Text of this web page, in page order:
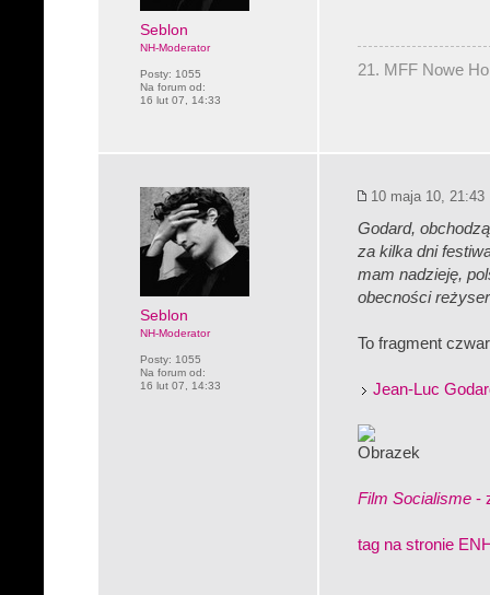
Seblon
NH-Moderator
Posty: 1055
Na forum od:
16 lut 07, 14:33
21. MFF Nowe
Seblon
NH-Moderator
Posty: 1055
Na forum od:
16 lut 07, 14:33
10 maja 10, 21:43
Godard,
za kilka dni
mam nadzieję,
obecności
To fragment
Jean-Luc
Film Socialisme -
tag na stronie